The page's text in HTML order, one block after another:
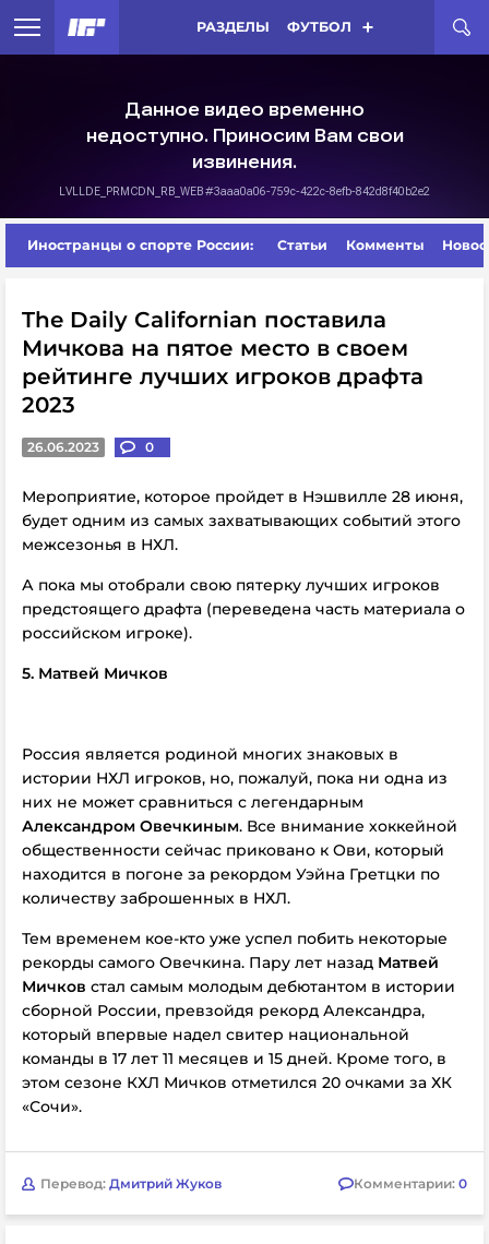
РАЗДЕЛЫ ФУТБОЛ
Иностранцы о спорте России: Статьи Комменты
The Daily Californian поставила
Мичкова на пятое место в своем
рейтинге лучших игроков драфта
2023
26.06.2023 0
Мероприятие, которое пройдет в Нэшвилле 28 июня,
будет одним из самых захватывающих событий этого
межсезонья в НХЛ.
А пока мы отобрали свою пятерку лучших игроков
предстоящего драфта (переведена часть материала о
российском игроке).
5. Матвей Мичков
Россия является родиной многих знаковых в
истории НХЛ игроков, но, пожалуй, пока ни одна из
них не может сравниться с легендарным
Александром Овечкиным. Все внимание хоккейной
общественности сейчас приковано к Ови, который
находится в погоне за рекордом Уэйна Гретцки по
количеству заброшенных в НХЛ.
Тем временем кое-кто уже успел побить некоторые
рекорды самого Овечкина. Пару лет назад Матвей
Мичков стал самым молодым дебютантом в истории
сборной России, превзойдя рекорд Александра,
который впервые надел свитер национальной
команды в 17 лет 11 месяцев и 15 дней. Кроме того, в
этом сезоне КХЛ Мичков отметился 20 очками за ХК
«Сочи».
Перевод: Дмитрий Жуков Комментарии: 0